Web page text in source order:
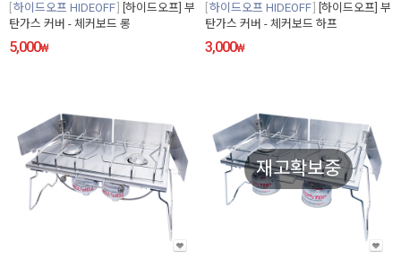
하이드오프 HIDEOFF
[하이드오프] 부
탄가스 커버 - 체커보드 롱
5,000₩
하이드오프 HIDEOFF
[하이드오프] 부
탄가스 커버 - 체커보드 하프
3,000₩
재고확보중